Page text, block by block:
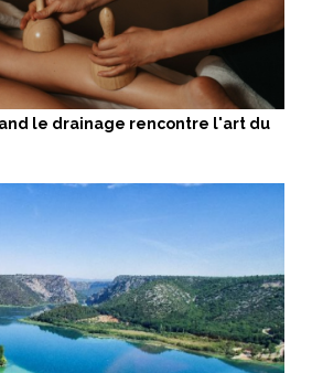
le drainage rencontre l'art du